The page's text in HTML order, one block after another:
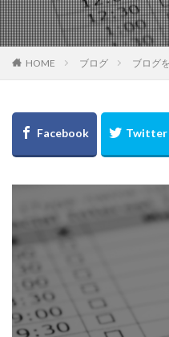
HOME ブログ ブログ